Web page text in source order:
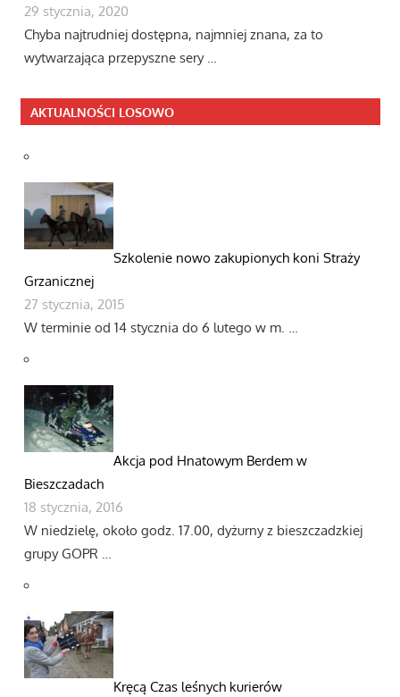
29 stycznia, 2020
Chyba najtrudniej dostępna, najmniej znana, za to
wytwarzająca przepyszne sery …
AKTUALNOŚCI LOSOWO
Szkolenie nowo zakupionych koni Straży
Grzanicznej
27 stycznia, 2015
W terminie od 14 stycznia do 6 lutego w m. …
Akcja pod Hnatowym Berdem w
Bieszczadach
18 stycznia, 2016
W niedzielę, około godz. 17.00, dyżurny z bieszczadzkiej
grupy GOPR …
Kręcą Czas leśnych kurierów